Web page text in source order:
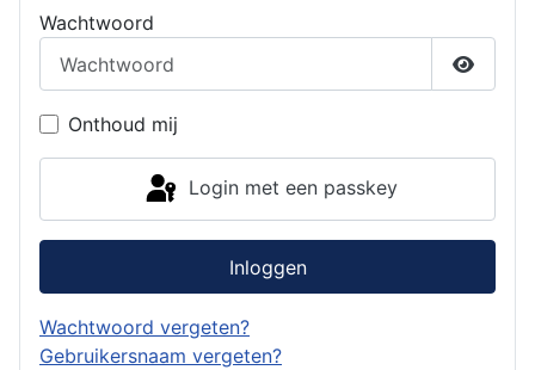
Wachtwoord
Toon
Onthoud mij
Login met een passkey
Inloggen
Wachtwoord vergeten?
Gebruikersnaam vergeten?